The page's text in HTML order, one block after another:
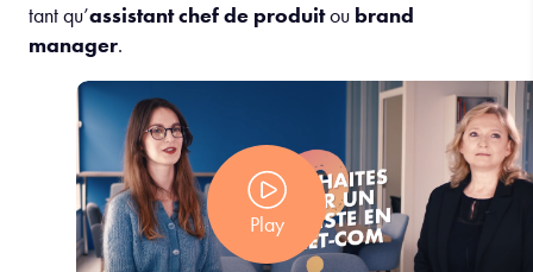
tant qu’assistant chef de produitou brand
manager.
Play